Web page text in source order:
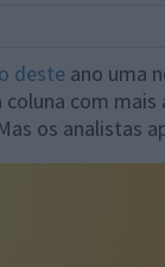
deste ano uma
com mais
os analistas